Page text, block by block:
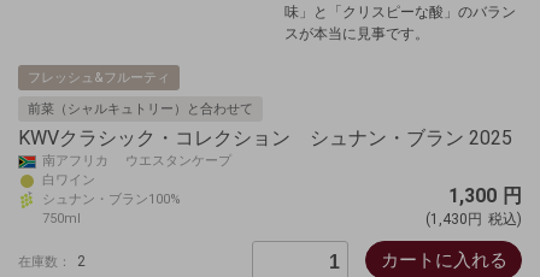
味」と「クリスピーな酸」のバラン
スが本当に見事です。
フレッシュ&フルーティ
前菜（シャルキュトリー）と合わせて
KWVクラシック・コレクション シュナン・ブラン 2025
南アフリカ ウエスタンケープ
白ワイン
シュナン・ブラン100%
750ml
1,300 円
(1,430円 税込)
在庫数： 2 カートに入れる